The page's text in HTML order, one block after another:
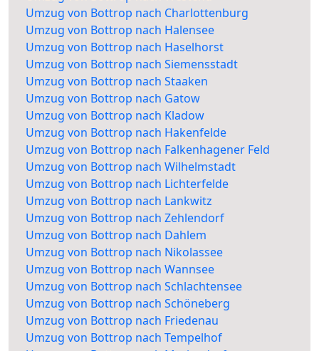
Umzug von Bottrop nach Charlottenburg
Umzug von Bottrop nach Halensee
Umzug von Bottrop nach Haselhorst
Umzug von Bottrop nach Siemensstadt
Umzug von Bottrop nach Staaken
Umzug von Bottrop nach Gatow
Umzug von Bottrop nach Kladow
Umzug von Bottrop nach Hakenfelde
Umzug von Bottrop nach Falkenhagener Feld
Umzug von Bottrop nach Wilhelmstadt
Umzug von Bottrop nach Lichterfelde
Umzug von Bottrop nach Lankwitz
Umzug von Bottrop nach Zehlendorf
Umzug von Bottrop nach Dahlem
Umzug von Bottrop nach Nikolassee
Umzug von Bottrop nach Wannsee
Umzug von Bottrop nach Schlachtensee
Umzug von Bottrop nach Schöneberg
Umzug von Bottrop nach Friedenau
Umzug von Bottrop nach Tempelhof